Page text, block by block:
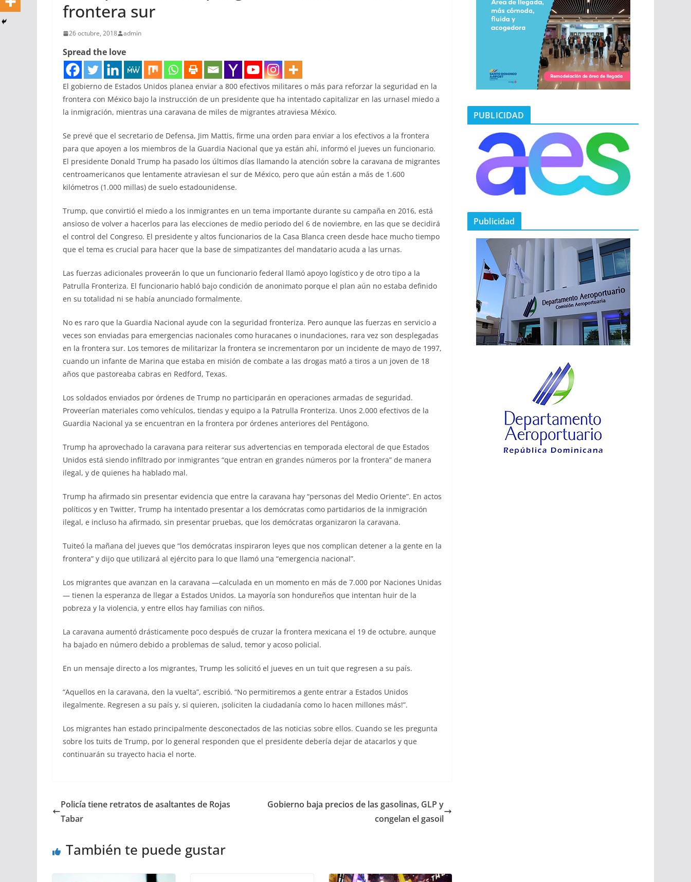
frontera sur
26 octubre, 2018 admin
Spread the love
El gobierno de Estados Unidos planea enviar a 800 efectivos militares o más para reforzar la seguridad en la
frontera con México bajo la instrucción de un presidente que ha intentado capitalizar en las urnasel miedo a
la inmigración, mientras una caravana de miles de migrantes atraviesa México.
Se prevé que el secretario de Defensa, Jim Mattis, firme una orden para enviar a los efectivos a la frontera
para que apoyen a los miembros de la Guardia Nacional que ya están ahí, informó el jueves un funcionario.
El presidente Donald Trump ha pasado los últimos días llamando la atención sobre la caravana de migrantes
centroamericanos que lentamente atraviesan el sur de México, pero que aún están a más de 1.600
kilómetros (1.000 millas) de suelo estadounidense.
Trump, que convirtió el miedo a los inmigrantes en un tema importante durante su campaña en 2016, está
ansioso de volver a hacerlos para las elecciones de medio periodo del 6 de noviembre, en las que se decidirá
el control del Congreso. El presidente y altos funcionarios de la Casa Blanca creen desde hace mucho tiempo
que el tema es crucial para hacer que la base de simpatizantes del mandatario acuda a las urnas.
Las fuerzas adicionales proveerán lo que un funcionario federal llamó apoyo logístico y de otro tipo a la
Patrulla Fronteriza. El funcionario habló bajo condición de anonimato porque el plan aún no estaba definido
en su totalidad ni se había anunciado formalmente.
No es raro que la Guardia Nacional ayude con la seguridad fronteriza. Pero aunque las fuerzas en servicio a
veces son enviadas para emergencias nacionales como huracanes o inundaciones, rara vez son desplegadas
en la frontera sur. Los temores de militarizar la frontera se incrementaron por un incidente de mayo de 1997,
cuando un infante de Marina que estaba en misión de combate a las drogas mató a tiros a un joven de 18
años que pastoreaba cabras en Redford, Texas.
Los soldados enviados por órdenes de Trump no participarán en operaciones armadas de seguridad.
Proveerían materiales como vehículos, tiendas y equipo a la Patrulla Fronteriza. Unos 2.000 efectivos de la
Guardia Nacional ya se encuentran en la frontera por órdenes anteriores del Pentágono.
Trump ha aprovechado la caravana para reiterar sus advertencias en temporada electoral de que Estados
Unidos está siendo infiltrado por inmigrantes “que entran en grandes números por la frontera” de manera
ilegal, y de quienes ha hablado mal.
Trump ha afirmado sin presentar evidencia que entre la caravana hay “personas del Medio Oriente”. En actos
políticos y en Twitter, Trump ha intentado presentar a los demócratas como partidarios de la inmigración
ilegal, e incluso ha afirmado, sin presentar pruebas, que los demócratas organizaron la caravana.
Tuiteó la mañana del jueves que “los demócratas inspiraron leyes que nos complican detener a la gente en la
frontera” y dijo que utilizará al ejército para lo que llamó una “emergencia nacional”.
Los migrantes que avanzan en la caravana —calculada en un momento en más de 7.000 por Naciones Unidas
— tienen la esperanza de llegar a Estados Unidos. La mayoría son hondureños que intentan huir de la
pobreza y la violencia, y entre ellos hay familias con niños.
La caravana aumentó drásticamente poco después de cruzar la frontera mexicana el 19 de octubre, aunque
ha bajado en número debido a problemas de salud, temor y acoso policial.
En un mensaje directo a los migrantes, Trump les solicitó el jueves en un tuit que regresen a su país.
“Aquellos en la caravana, den la vuelta”, escribió. “No permitiremos a gente entrar a Estados Unidos
ilegalmente. Regresen a su país y, si quieren, ¡soliciten la ciudadanía como lo hacen millones más!”.
Los migrantes han estado principalmente desconectados de las noticias sobre ellos. Cuando se les pregunta
sobre los tuits de Trump, por lo general responden que el presidente debería dejar de atacarlos y que
continuarán su trayecto hacia el norte.
Policía tiene retratos de asaltantes de Rojas
Tabar
Gobierno baja precios de las gasolinas, GLP y
congelan el gasoil
También te puede gustar
PUBLICIDAD
Publicidad